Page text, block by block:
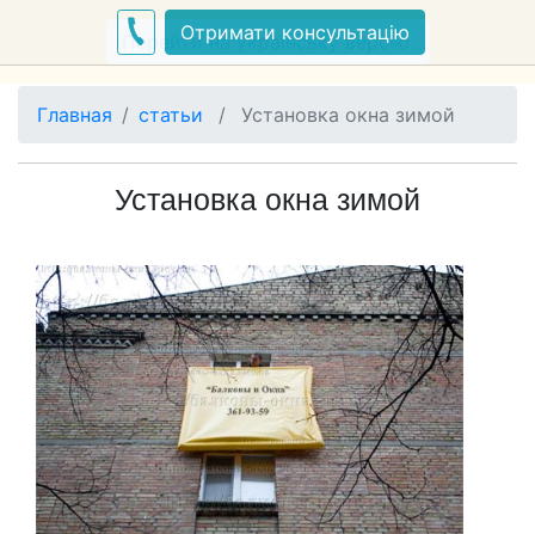
Отримати консультацію
Главная статьи / Установка окна зимой
Установка окна зимой
Перейти на українську версію.